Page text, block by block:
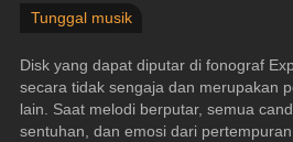
Tunggal musik
Disk yang dapat diputar di fonograf
secara tidak sengaja dan merupakan
lain. Saat melodi berputar, semua
sentuhan, dan emosi dari